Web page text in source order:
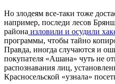
Но злодеям все-таки тоже
например, последи лесов
района изловили и осудили
программы, чтобы тайно
Правда, иногда случаются и
покупателя «Ашана» чуть не
распознавания лиц,
Красносельской «узнала»